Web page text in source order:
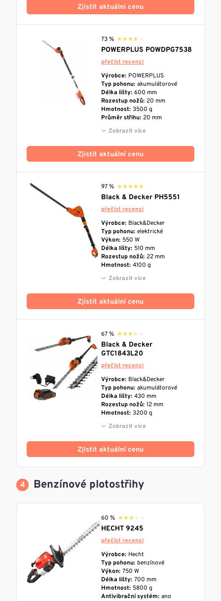
Zjistit aktuální cenu
73 % ★★★★★
★★★★★
POWERPLUS POWDPG7538
přečíst recenzi
Výrobce: POWERPLUS
Typ pohonu: akumulátorové
Délka lišty: 600 mm
Rozestup nožů: 20 mm
Hmotnost: 3500 g
Průměr střihu: 20 mm
Zobrazit více
Zjistit aktuální cenu
97 % ★★★★★
★★★★★
Black & Decker PH5551
přečíst recenzi
Výrobce: Black&Decker
Typ pohonu: elektrické
Výkon: 550 W
Délka lišty: 510 mm
Rozestup nožů: 22 mm
Hmotnost: 4100 g
Zobrazit více
Zjistit aktuální cenu
67 % ★★★★★
★★★★★
Black & Decker
GTC1843L20
přečíst recenzi
Výrobce: Black&Decker
Typ pohonu: akumulátorové
Délka lišty: 430 mm
Rozestup nožů: 12 mm
Hmotnost: 3200 g
Zobrazit více
Zjistit aktuální cenu
Benzínové plotostřihy
60 % ★★★★★
★★★★★
HECHT 9245
přečíst recenzi
Výrobce: Hecht
Typ pohonu: benzínové
Výkon: 750 W
Délka lišty: 700 mm
Hmotnost: 5800 g
Antivibrační systém: ano